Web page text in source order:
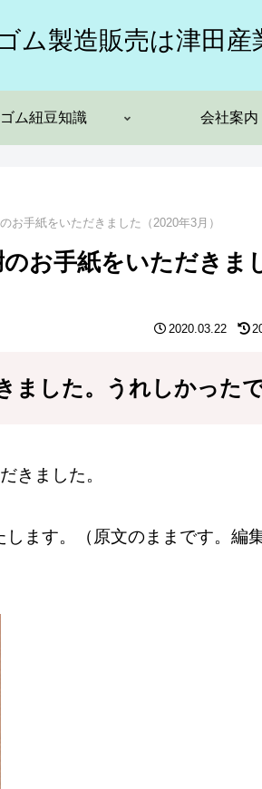
ム製造販売は津田産
ゴム紐豆知識 会社案内
お手紙をいただきました（2020年3月）
お手紙をいただきま
2020.03.22
ました。うれしかった
きました。
ます。（原文のままです。編